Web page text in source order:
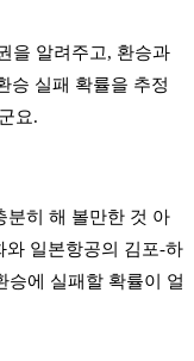
을 알려주고, 환승과
승 실패 확률을 추정
요.
분히 해 볼만한 것 아
와 일본항공의 김포-하
승에 실패할 확률이 얼